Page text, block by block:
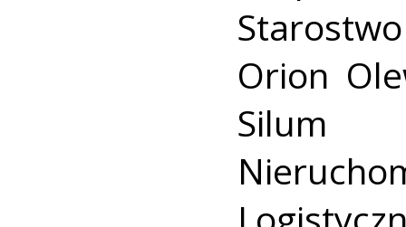
Orion
Silum